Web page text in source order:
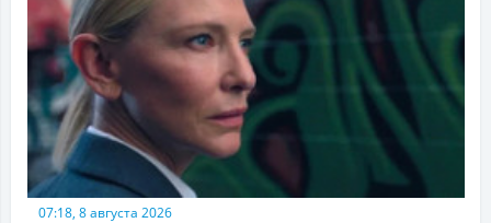
07:18, 8 августа 2026